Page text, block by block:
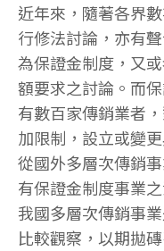
近年來，隨著各界
行修法討論，亦有
為保證金制度，又
額要求之討論。而
有數百家傳銷業者
加限制，設立或變
從國外多層次傳銷
有保證金制度事業
我國多層次傳銷事
比較觀察，以期拋